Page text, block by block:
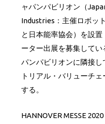
ャパンパビリオン（
Industries：主催ロボッ
と日本能率協会）を設
ーター出展を募集して
パンパビリオンに隣接
トリアル・バリューチ
する。
HANNOVER MESSE